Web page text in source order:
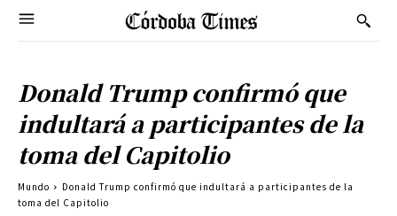
Donald Trump confirmó que
indultará a participantes de la
toma del Capitolio
Mundo
Donald Trump confirmó que indultará a participantes de la
toma del Capitolio